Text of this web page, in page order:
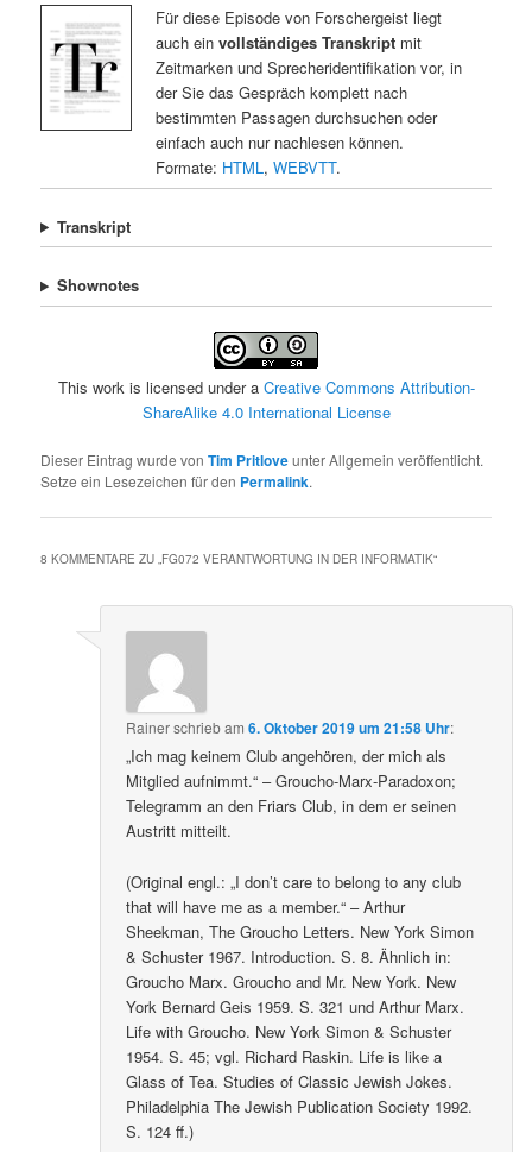
Für diese Episode von Forschergeist liegt
auch ein vollständiges Transkriptmit
Zeitmarken und Sprecheridentifikation vor, in
der Sie das Gespräch komplett nach
bestimmten Passagen durchsuchen oder
einfach auch nur nachlesen können.
Formate: HTML, WEBVTT.
Transkript
Shownotes
This work is licensed under a Creative Commons Attribution-
ShareAlike 4.0 International License
Dieser Eintrag wurde vonTim Pritloveunter Allgemein veröffentlicht.
Setze ein Lesezeichen für den Permalink.
8 KOMMENTARE ZU „FG072 VERANTWORTUNG IN DER INFORMATIK“
Rainerschriebam6. Oktober 2019 um 21:58 Uhr:
„Ich mag keinem Club angehören, der mich als
Mitglied aufnimmt.“ – Groucho-Marx-Paradoxon;
Telegramm an den Friars Club, in dem er seinen
Austritt mitteilt.
(Original engl.: „I don’t care to belong to any club
that will have me as a member.“ – Arthur
Sheekman, The Groucho Letters. New York Simon
& Schuster 1967. Introduction. S. 8. Ähnlich in:
Groucho Marx. Groucho and Mr. New York. New
York Bernard Geis 1959. S. 321 und Arthur Marx.
Life with Groucho. New York Simon & Schuster
1954. S. 45; vgl. Richard Raskin. Life is like a
Glass of Tea. Studies of Classic Jewish Jokes.
Philadelphia The Jewish Publication Society 1992.
S. 124 ff.)